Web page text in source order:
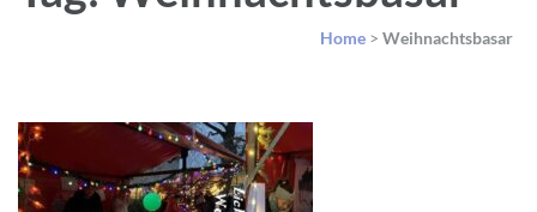
Home > Weihnachtsbasar